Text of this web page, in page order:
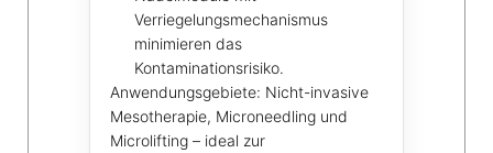
Verriegelungsmechanismus
minimieren das
Kontaminationsrisiko.
Anwendungsgebiete: Nicht-invasive
Mesotherapie, Microneedling und
Microlifting – ideal zur